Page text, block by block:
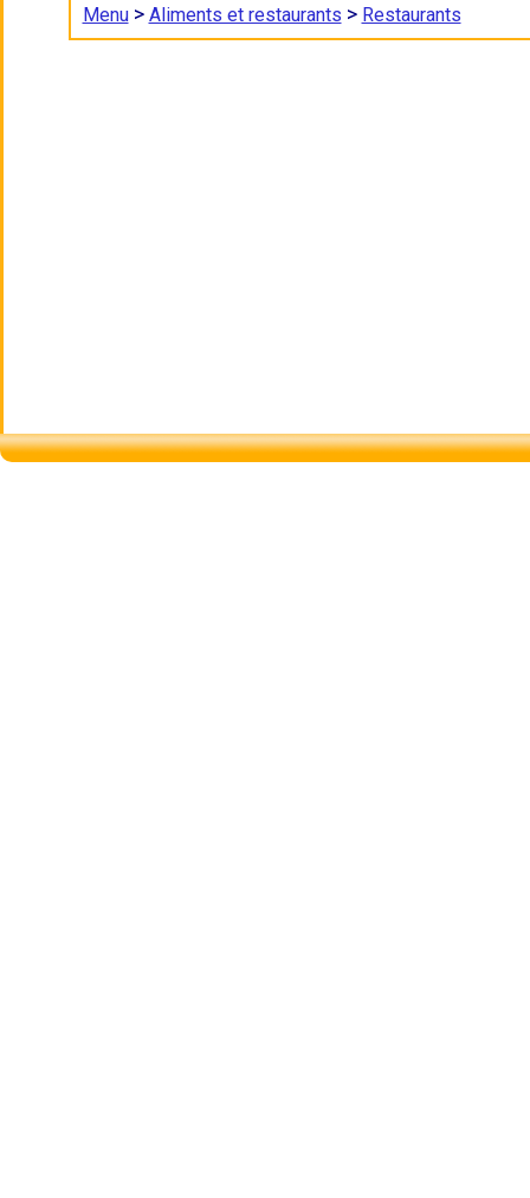
Menu> Aliments et restaurants > Restaurants